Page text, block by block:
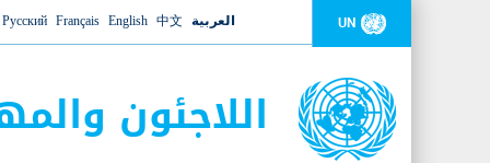
UN العربية 中文
English
Français
Русский
اللاجئون